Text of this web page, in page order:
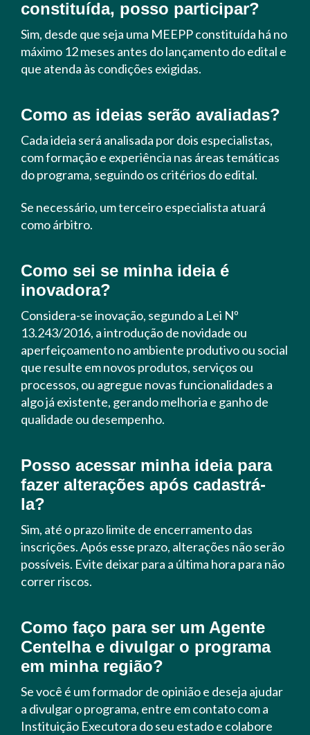
constituída, posso participar?
Sim, desde que seja uma MEEPP constituída há no
máximo 12 meses antes do lançamento do edital e
que atenda às condições exigidas.
Como as ideias serão avaliadas?
Cada ideia será analisada por dois especialistas,
com formação e experiência nas áreas temáticas
do programa, seguindo os critérios do edital.
Se necessário, um terceiro especialista atuará
como árbitro.
Como sei se minha ideia é
inovadora?
Considera-se inovação, segundo a Lei Nº
13.243/2016, a introdução de novidade ou
aperfeiçoamento no ambiente produtivo ou social
que resulte em novos produtos, serviços ou
processos, ou agregue novas funcionalidades a
algo já existente, gerando melhoria e ganho de
qualidade ou desempenho.
Posso acessar minha ideia para
fazer alterações após cadastrá-
la?
Sim, até o prazo limite de encerramento das
inscrições. Após esse prazo, alterações não serão
possíveis. Evite deixar para a última hora para não
correr riscos.
Como faço para ser um Agente
Centelha e divulgar o programa
em minha região?
Se você é um formador de opinião e deseja ajudar
a divulgar o programa, entre em contato com a
Instituição Executora do seu estado e colabore